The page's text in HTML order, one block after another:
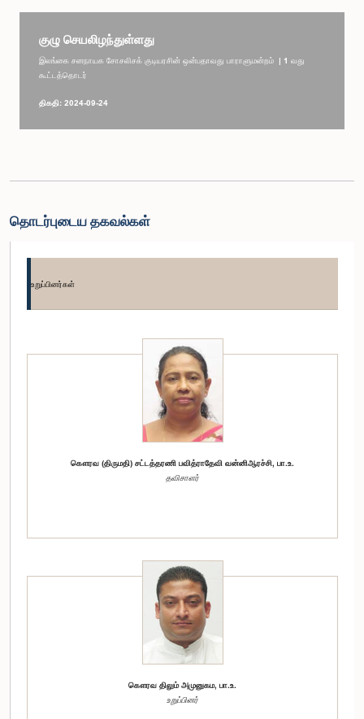
குழு செயலிழந்துள்ளது
இலங்கை சனநாயக சோசலிசக் குடியரசின் ஒன்பதாவது பாராளுமன்றம் | 1 வது
கூட்டத்தொடர்
திகதி: 2024-09-24
தொடர்புடைய தகவல்கள்
உறுப்பினர்கள்
கௌரவ (திருமதி) சட்டத்தரணி பவித்ராதேவி வன்னிஆரச்சி, பா.உ.
தவிசாளர்
கௌரவ திலும் அமுனுகம, பா.உ.
உறுப்பினர்